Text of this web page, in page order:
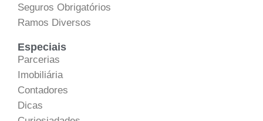
Seguros Obrigatórios
Ramos Diversos
Especiais
Parcerias
Imobiliária
Contadores
Dicas